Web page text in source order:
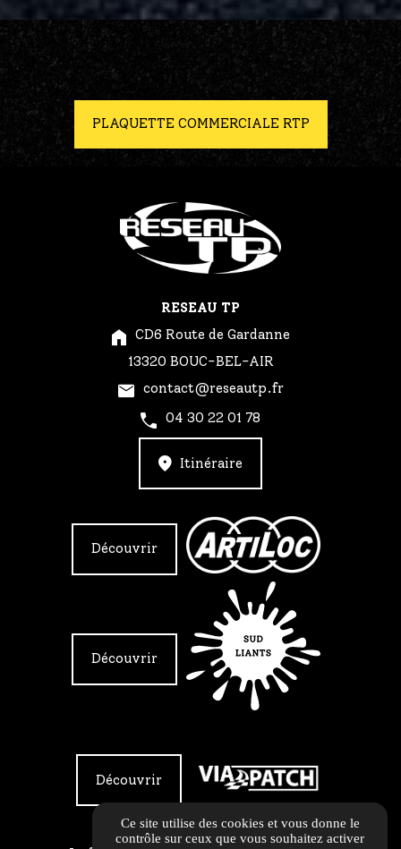
PLAQUETTE COMMERCIALE RTP
RESEAU TP
CD6 Route de Gardanne
13320 BOUC-BEL-AIR
contact@reseautp.fr
04 30 22 01 78
Itinéraire
Découvrir
Découvrir
Découvrir
Ce site utilise des cookies et vous donne le
contrôle sur ceux que vous souhaitez activer